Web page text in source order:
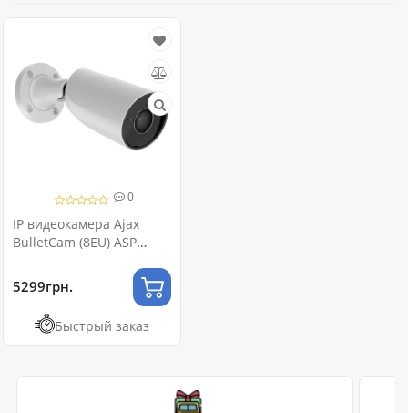
0
IP видеокамера Ajax
BulletCam (8EU) ASP
5299грн.
Быстрый заказ